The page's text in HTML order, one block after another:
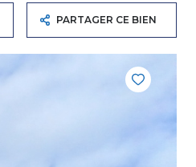
PARTAGER CE BIEN